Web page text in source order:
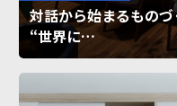
対話から始まるもの
“世界に…